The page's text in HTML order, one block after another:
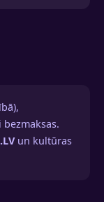
un kultūras